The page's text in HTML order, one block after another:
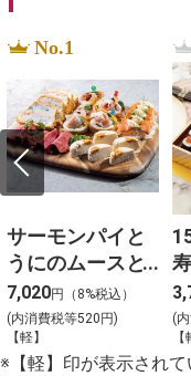
No.1
サーモンパイと
うにのムースと3
種冷菜のアソー
ト_【Y-4】
7,020円（8%税込）
(内消費税等520円)
【軽】
(
【
※【軽】印が表示され